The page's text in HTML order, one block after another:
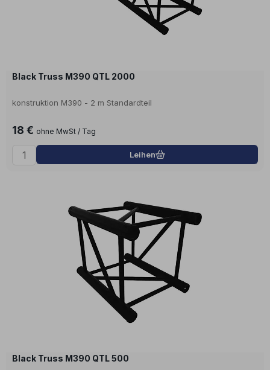
Black Truss M390 QTL 2000
konstruktion M390 - 2 m Standardteil
18 € ohne MwSt / Tag
Leihen
Black Truss M390 QTL 500